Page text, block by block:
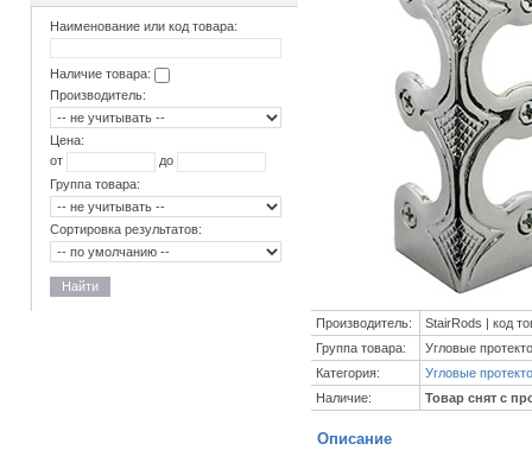
Наименование или код товара:
Наличие товара:
Производитель:
Цена:
от
до
Группа товара:
Сортировка результатов:
Найти
Производитель:
StairRods | код
Группа товара:
Угловые
Категория:
Угловые
Наличие:
Товар снят с
Описание